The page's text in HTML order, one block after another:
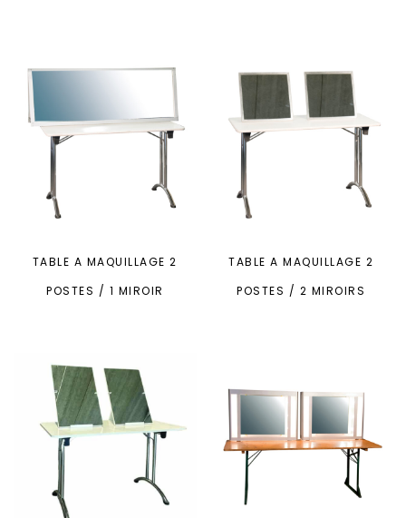
TABLE A MAQUILLAGE 2
POSTES / 1 MIROIR
TABLE A MAQUILLAGE 2
POSTES / 2 MIROIRS